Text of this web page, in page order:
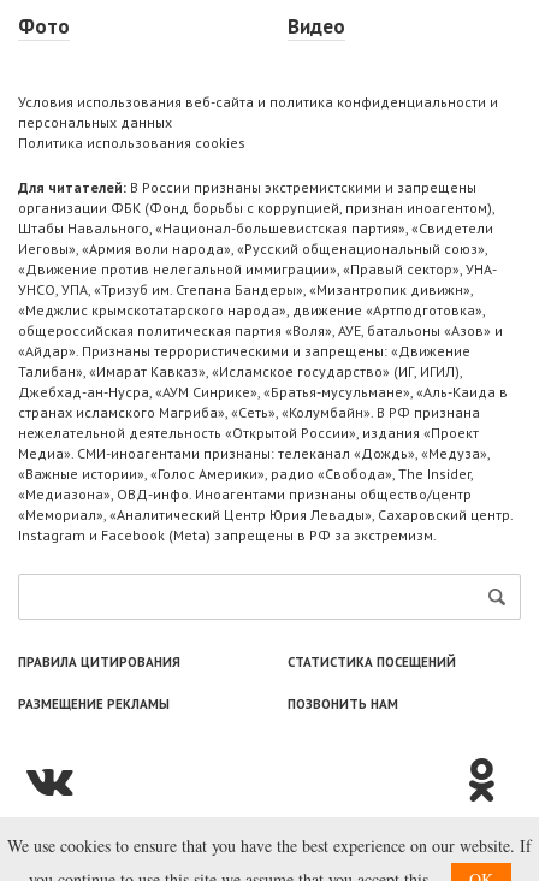
Фото
Видео
Условия использования веб-сайта и политика конфиденциальности и
персональных данных
Политика использования cookies
Для читателей: В России признаны экстремистскими и запрещены
организации ФБК (Фонд борьбы с коррупцией, признан иноагентом),
Штабы Навального, «Национал-большевистская партия», «Свидетели
Иеговы», «Армия воли народа», «Русский общенациональный союз»,
«Движение против нелегальной иммиграции», «Правый сектор», УНА-
УНСО, УПА, «Тризуб им. Степана Бандеры», «Мизантропик дивижн»,
«Меджлис крымскотатарского народа», движение «Артподготовка»,
общероссийская политическая партия «Воля», АУЕ, батальоны «Азов» и
«Айдар». Признаны террористическими и запрещены: «Движение
Талибан», «Имарат Кавказ», «Исламское государство» (ИГ, ИГИЛ),
Джебхад-ан-Нусра, «АУМ Синрике», «Братья-мусульмане», «Аль-Каида в
странах исламского Магриба», «Сеть», «Колумбайн». В РФ признана
нежелательной деятельность «Открытой России», издания «Проект
Медиа». СМИ-иноагентами признаны: телеканал «Дождь», «Медуза»,
«Важные истории», «Голос Америки», радио «Свобода», The Insider,
«Медиазона», ОВД-инфо. Иноагентами признаны общество/центр
«Мемориал», «Аналитический Центр Юрия Левады», Сахаровский центр.
Instagram и Facebook (Metа) запрещены в РФ за экстремизм.
ПРАВИЛА ЦИТИРОВАНИЯ СТАТИСТИКА ПОСЕЩЕНИЙ
РАЗМЕЩЕНИЕ РЕКЛАМЫ ПОЗВОНИТЬ НАМ
© ООО «Лаборатория Новоcтей», 2003—2026.
We use cookies to ensure that you have the best experience on our website. If